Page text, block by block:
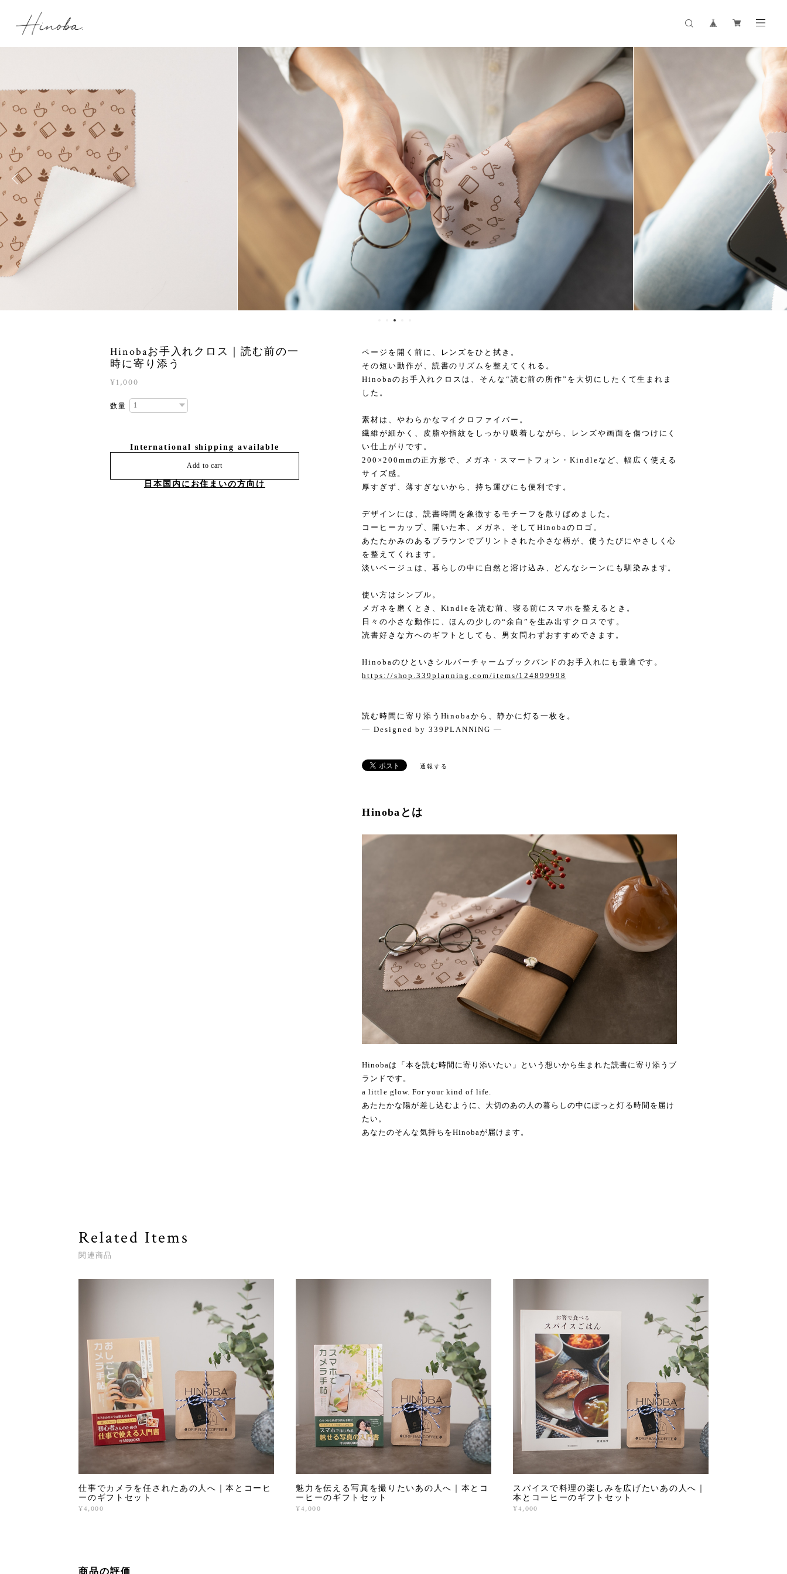
Hinobaお手入れクロス｜読む前の一
時に寄り添う
¥1,000
数量
International shipping available
Add to cart
日本国内にお住まいの方向け
ページを開く前に、レンズをひと拭き。
その短い動作が、読書のリズムを整えてくれる。
Hinobaのお手入れクロスは、そんな“読む前の所作”を大切にしたくて生まれま
した。
素材は、やわらかなマイクロファイバー。
繊維が細かく、皮脂や指紋をしっかり吸着しながら、レンズや画面を傷つけにく
い仕上がりです。
200×200mmの正方形で、メガネ・スマートフォン・Kindleなど、幅広く使える
サイズ感。
厚すぎず、薄すぎないから、持ち運びにも便利です。
デザインには、読書時間を象徴するモチーフを散りばめました。
コーヒーカップ、開いた本、メガネ、そしてHinobaのロゴ。
あたたかみのあるブラウンでプリントされた小さな柄が、使うたびにやさしく心
を整えてくれます。
淡いベージュは、暮らしの中に自然と溶け込み、どんなシーンにも馴染みます。
使い方はシンプル。
メガネを磨くとき、Kindleを読む前、寝る前にスマホを整えるとき。
日々の小さな動作に、ほんの少しの“余白”を生み出すクロスです。
読書好きな方へのギフトとしても、男女問わずおすすめできます。
Hinobaのひといきシルバーチャームブックバンドのお手入れにも最適です。
https://shop.339planning.com/items/124899998
読む時間に寄り添うHinobaから、静かに灯る一枚を。
— Designed by 339PLANNING —
通報する
Hinobaとは
Hinobaは「本を読む時間に寄り添いたい」という想いから生まれた読書に寄り添うブ
ランドです。
a little glow. For your kind of life.
あたたかな陽が差し込むように、大切のあの人の暮らしの中にぽっと灯る時間を届け
たい。
あなたのそんな気持ちをHinobaが届けます。
Related Items
関連商品
仕事でカメラを任されたあの人へ｜本とコーヒ
ーのギフトセット
¥4,000
魅力を伝える写真を撮りたいあの人へ｜本とコ
ーヒーのギフトセット
¥4,000
スパイスで料理の楽しみを広げたいあの人へ｜
本とコーヒーのギフトセット
¥4,000
商品の評価